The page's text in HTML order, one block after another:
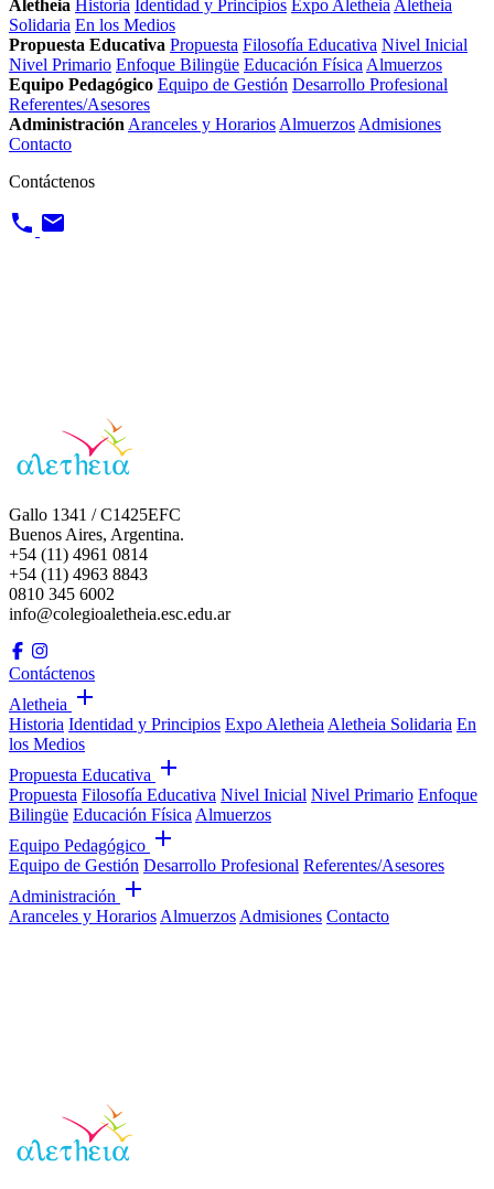
Aletheia Historia Identidad y Principios Expo Aletheia Aletheia
Solidaria En los Medios
Propuesta Educativa Propuesta Filosofía Educativa Nivel Inicial
Nivel Primario Enfoque Bilingüe Educación Física Almuerzos
Equipo Pedagógico Equipo de Gestión Desarrollo Profesional
Referentes/Asesores
Administración Aranceles y Horarios Almuerzos Admisiones
Contacto
Contáctenos
Gallo 1341 / C1425EFC
Buenos Aires, Argentina.
+54 (11) 4961 0814
+54 (11) 4963 8843
0810 345 6002
info@colegioaletheia.esc.edu.ar
Contáctenos
Aletheia
Historia Identidad y Principios Expo Aletheia Aletheia Solidaria En
los Medios
Propuesta Educativa
Propuesta Filosofía Educativa Nivel Inicial Nivel Primario Enfoque
Bilingüe Educación Física Almuerzos
Equipo Pedagógico
Equipo de Gestión Desarrollo Profesional Referentes/Asesores
Administración
Aranceles y Horarios Almuerzos Admisiones Contacto